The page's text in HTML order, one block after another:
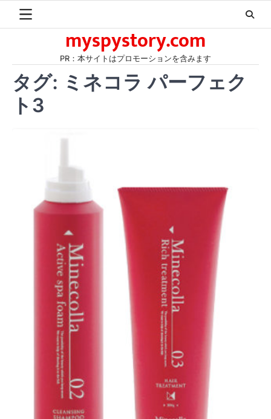
myspystory.com
PR：本サイトはプロモーションを含みます
タグ: ミネコラ パーフェク
ト3